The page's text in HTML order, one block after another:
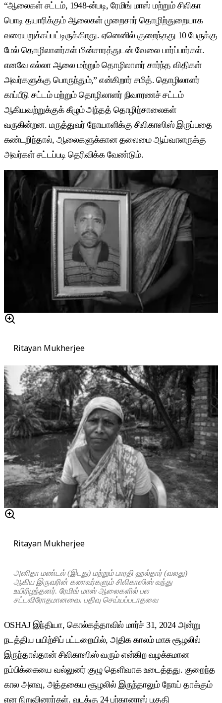
“ஆலைகள் சட்டம், 1948-ன்படி, ரேமிங் மாஸ் மற்றும் சிலிகா
பொடி தயாரிக்கும் ஆலைகள் முறைசார் தொழிற்துறையாக
வரையறுக்கப்பட்டிருக்கிறது. ஏனெனில் குறைந்தது 10 பேருக்கு
மேல் தொழிலாளர்கள் மின்சாரத்துடன் வேலை பார்ப்பார்கள்.
எனவே எல்லா ஆலை மற்றும் தொழிலாளர் சார்ந்த விதிகள்
அவர்களுக்கு பொருந்தும்,” என்கிறார் சமித். தொழிலாளர்
காப்பீடு சட்டம் மற்றும் தொழிலாளர் நிவாரணச் சட்டம்
ஆகியவற்றுக்குக் கீழும் அந்தத் தொழிற்சாலைகள்
வருகின்றன. மருத்துவர் நோயாளிக்கு சிலிகாஸிஸ் இருப்பதை
கண்டறிந்தால், ஆலைகளுக்கான தலைமை ஆய்வாளருக்கு
அவர்கள் சட்டப்படி தெரிவிக்க வேண்டும்.
Ritayan Mukherjee
Ritayan Mukherjee
அனிதா மண்டல் (இடது) மற்றும் பாரதி ஹல்தார் (வலது)
ஆகிய இருவரின் கணவர்களும் சிலிகாஸிஸ் வந்து
உயிரிழந்தனர். ரேமிங் மாஸ் ஆலைகளில் பல
சட்டவிரோதமானவை. பதிவு செய்யப்படாதவை
OSHAJ இந்தியா, கொல்கத்தாவில் மார்ச் 31, 2024 அன்று
நடத்திய பயிற்சிப் பட்டறையில், அதிக காலம் மாசு சூழலில்
இருந்தால்தான் சிலிகாஸிஸ் வரும் என்கிற வழக்கமான
நம்பிக்கையை வல்லுனர் குழு தெளிவாக உடைத்தது. குறைந்த
கால அளவு, அத்தகைய சூழலில் இருந்தாலும் நோய் தாக்கும்
என நிறுவினார்கள். வடக்கு 24 பர்கானாஸ் பகுதி